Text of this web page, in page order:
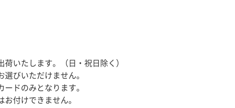
いたします。（日・祝日除く）
びいただけません。
ドのみとなります。
付けできません。